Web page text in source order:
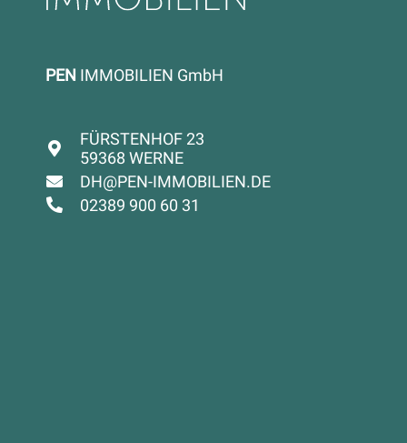
PEN IMMOBILIEN GmbH
FÜRSTENHOF 23
59368 WERNE
DH@PEN-IMMOBILIEN.DE
02389 900 60 31